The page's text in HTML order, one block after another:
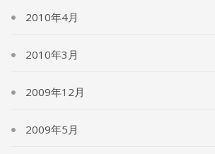
2010年4月
2010年3月
2009年12月
2009年5月